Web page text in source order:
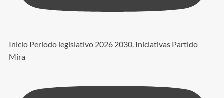
Inicio Período legislativo 2026 2030. Iniciativas Partido
Mira